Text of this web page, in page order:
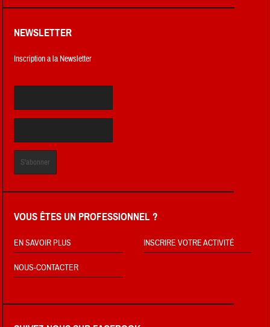
NEWSLETTER
Inscription a la Newsletter
VOUS ÊTES UN PROFESSIONNEL ?
EN SAVOIR PLUS INSCRIRE VOTRE ACTIVITÉ
NOUS-CONTACTER